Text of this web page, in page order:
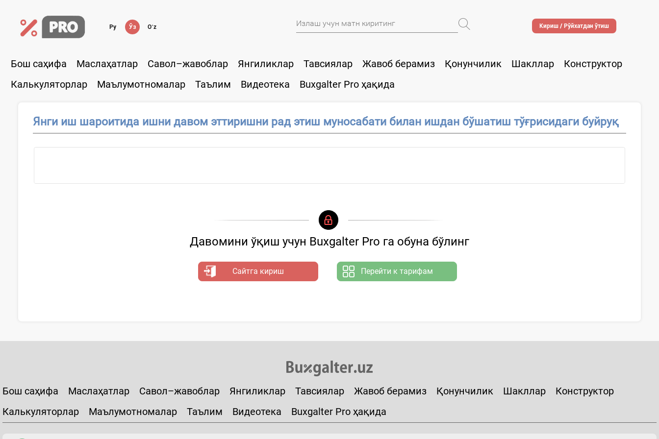
Ру Ўз Oʻz Кириш / Рўйхатдан ўтиш
Бош саҳифа Маслаҳатлар Савол–жавоблар Янгиликлар Тавсиялар Жавоб берамиз Қонунчилик Шакллар
Конструктор
Калькуляторлар
Маълумотномалар Таълим Видеотека Buxgalter Pro ҳақида
Янги иш шароитида ишни давом эттиришни рад этиш муносабати билан ишдан бўшатиш тўғрисидаги буйруқ
Давомини ўқиш учун Buxgalter Pro га обуна бўлинг
Сайтга кириш Перейти к тарифам
Бош саҳифа Маслаҳатлар Савол–жавоблар Янгиликлар Тавсиялар Жавоб берамиз Қонунчилик Шакллар
Конструктор
Калькуляторлар
Маълумотномалар Таълим Видеотека Buxgalter Pro ҳақида